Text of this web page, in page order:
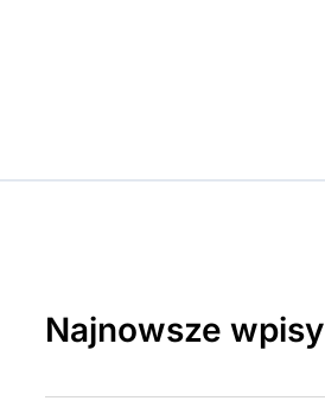
Najnowsze wpisy